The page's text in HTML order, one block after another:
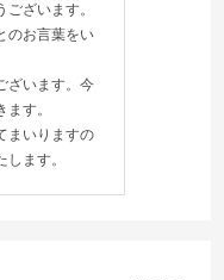
ざいます。
のお言葉をい
ざいます。今
す。
まいりますの
ます。